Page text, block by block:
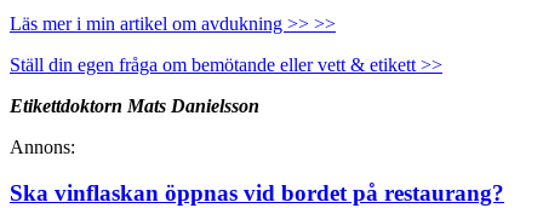
Läs mer i min artikel om avdukning >> >>
Ställ din egen fråga om bemötande eller vett & etikett >>
Etikettdoktorn Mats Danielsson
Annons:
Ska vinflaskan öppnas vid bordet på restaurang?